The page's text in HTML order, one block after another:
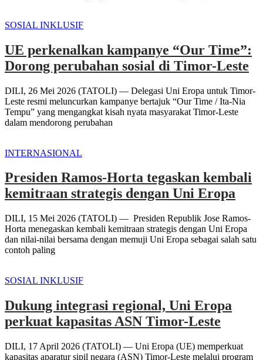
SOSIAL INKLUSIF
UE perkenalkan kampanye “Our Time”:
Dorong perubahan sosial di Timor-Leste
DILI, 26 Mei 2026 (TATOLI) — Delegasi Uni Eropa untuk Timor-
Leste resmi meluncurkan kampanye bertajuk “Our Time / Ita-Nia
Tempu” yang mengangkat kisah nyata masyarakat Timor-Leste
dalam mendorong perubahan
INTERNASIONAL
Presiden Ramos-Horta tegaskan kembali
kemitraan strategis dengan Uni Eropa
DILI, 15 Mei 2026 (TATOLI) — Presiden Republik Jose Ramos-
Horta menegaskan kembali kemitraan strategis dengan Uni Eropa
dan nilai-nilai bersama dengan memuji Uni Eropa sebagai salah satu
contoh paling
SOSIAL INKLUSIF
Dukung integrasi regional, Uni Eropa
perkuat kapasitas ASN Timor-Leste
DILI, 17 April 2026 (TATOLI) — Uni Eropa (UE) memperkuat
kapasitas aparatur sipil negara (ASN) Timor-Leste melalui program